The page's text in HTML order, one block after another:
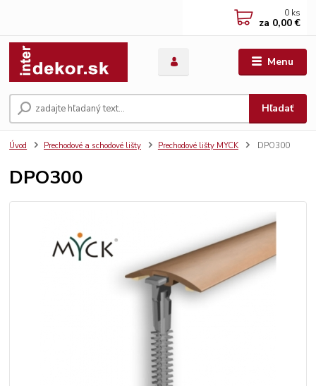
Menu
Hľadať
0 ks
za 0,00 €
Úvod Prechodové a schodové lišty Prechodové lišty MYCK DPO300
DPO300